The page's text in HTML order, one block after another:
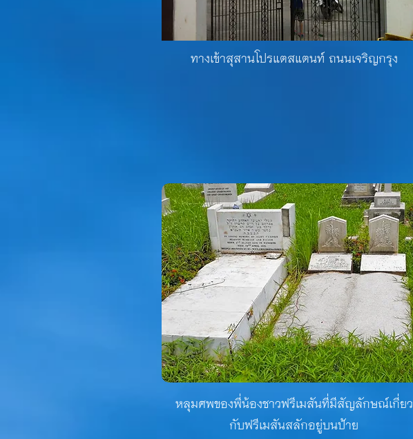
ทางเข้าสุสานโปรแตสแตนท์ ถนนเจริญกรุง
หลุมศพของพี่น้องชาวฟรีเมสันที่มีสัญลักษณ์เกี่ยว
กับฟรีเมสันสลักอยู่บนป้าย